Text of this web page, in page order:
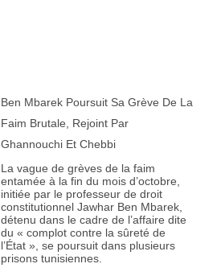
Ben Mbarek Poursuit Sa Grève De La
Faim Brutale, Rejoint Par
Ghannouchi Et Chebbi
La vague de grèves de la faim
entamée à la fin du mois d’octobre,
initiée par le professeur de droit
constitutionnel Jawhar Ben Mbarek,
détenu dans le cadre de l’affaire dite
du « complot contre la sûreté de
l’État », se poursuit dans plusieurs
prisons tunisiennes.